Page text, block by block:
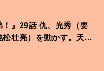
！』29話 仇、光秀（要
松壮亮）を動かす。天下